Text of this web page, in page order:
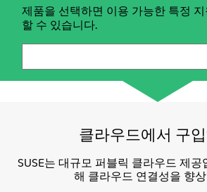
제품을 선택하면 이용 가능한 특정
할 수 있습니다.
클라우드에서 구
SUSE는 대규모 퍼블릭 클라우드 제공
해 클라우드 연결성을 향